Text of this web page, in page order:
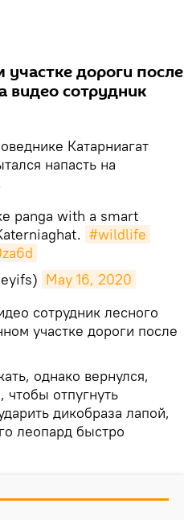
дороги после
видео сотрудник
Катарниагат
напасть на
panga with a smart
#wildlife
May 16, 2020
сотрудник лесного
участке дороги после
однако вернулся,
отпугнуть
дикобраза лапой,
леопард быстро